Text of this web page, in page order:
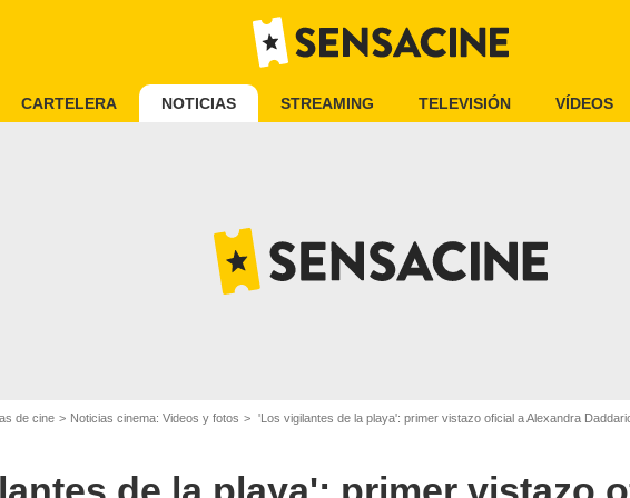
CARTELERA NOTICIAS STREAMING TELEVISIÓN VÍDEOS
de cine Noticias cinema: Videos y fotos 'Los vigilantes de la playa': primer vistazo oficial a Alexandra